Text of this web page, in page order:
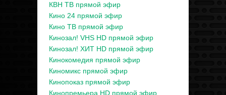
КВН ТВ прямой эфир
Кино 24 прямой эфир
Кино ТВ прямой эфир
Кинозал! VHS HD прямой эфир
Кинозал! ХИТ HD прямой эфир
Кинокомедия прямой эфир
Киномикс прямой эфир
Кинопоказ прямой эфир
Кинопремьера HD прямой эфир